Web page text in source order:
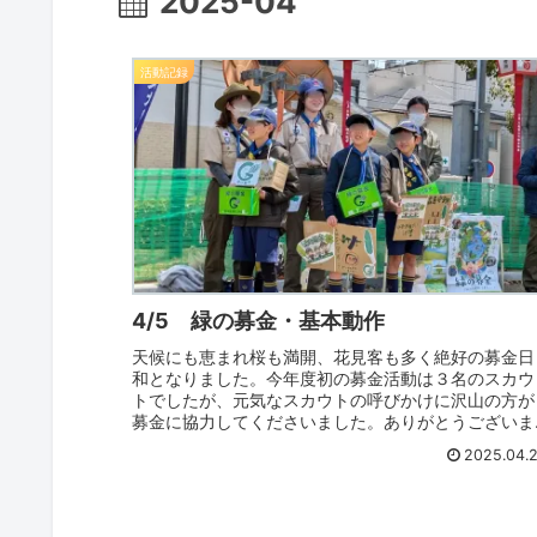
活動記録
4/5 緑の募金・基本動作
天候にも恵まれ桜も満開、花見客も多く絶好の募金日
和となりました。今年度初の募金活動は３名のスカウ
トでしたが、元気なスカウトの呼びかけに沢山の方が
募金に協力してくださいました。ありがとうございま